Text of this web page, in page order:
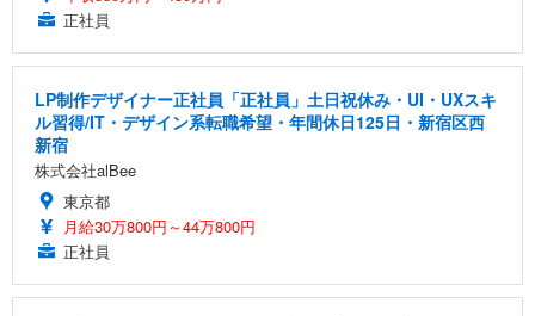
正社員
LP制作デザイナー正社員「正社員」土日祝休み・UI・UXスキ
ル習得/IT・デザイン系転職希望・年間休日125日・新宿区西
新宿
株式会社alBee
東京都
月給30万800円～44万800円
正社員